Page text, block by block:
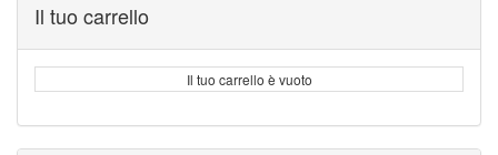
Il tuo carrello
Il tuo carrello è vuoto